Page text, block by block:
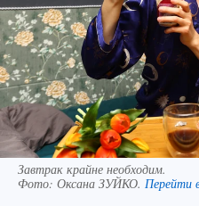
Завтрак крайне необходим.
Фото: Оксана ЗУЙКО. Перейти